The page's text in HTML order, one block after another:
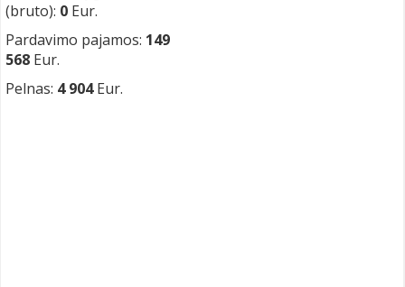
(bruto): 0 Eur.
Pardavimo pajamos: 149
568 Eur.
Pelnas: 4 904Eur.